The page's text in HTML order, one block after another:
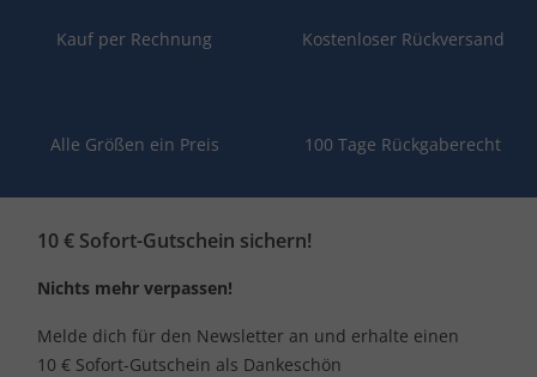
Kauf per Rechnung Kostenloser Rückversand
Alle Größen ein Preis 100 Tage Rückgaberecht
10 € Sofort-Gutschein sichern!
Nichts mehr verpassen!
Melde dich für den Newsletter an und erhalte einen
10 € Sofort-Gutschein als Dankeschön